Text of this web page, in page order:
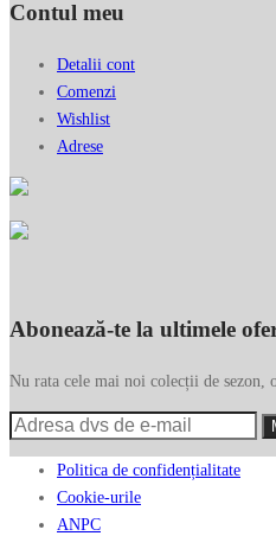
Contul meu
Detalii cont
Comenzi
Wishlist
Adrese
Abonează-te la ultimele
Nu rata cele mai noi colecții de sezon,
Politica de confidențialitate
Cookie-urile
ANPC